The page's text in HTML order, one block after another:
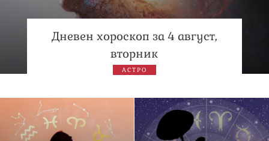
Дневен хороскоп за 4 август,
вторник
АСТРО